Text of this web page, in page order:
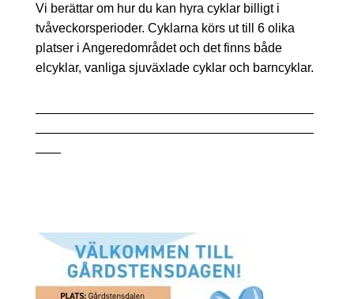
Vi berättar om hur du kan hyra cyklar billigt i
tvåveckorsperioder. Cyklarna körs ut till 6 olika
platser i Angeredområdet och det finns både
elcyklar, vanliga sjuväxlade cyklar och barncyklar.
——————————————————————
——————————————————————
——